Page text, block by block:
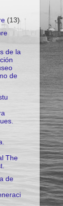
(13)
de la
de
The
de